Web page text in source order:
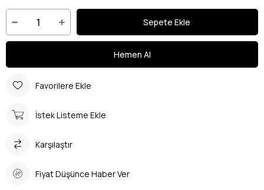
Favorilere Ekle
İstek Listeme Ekle
Karşılaştır
Fiyat Düşünce Haber Ver